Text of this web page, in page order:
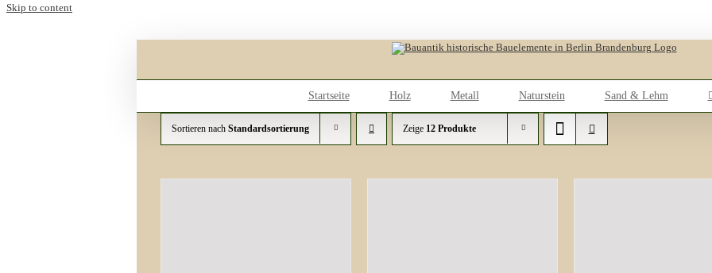
Skip to content
Startseite Holz Metall Naturstein Sand & Lehm
Sortieren nach Standardsortierung Zeige 12 Produkte